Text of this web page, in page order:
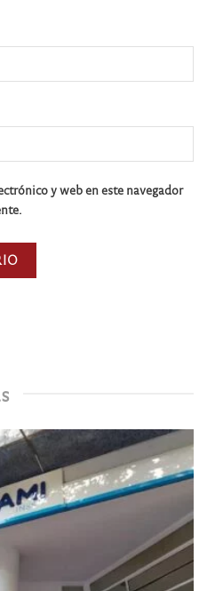
y web en este navegador